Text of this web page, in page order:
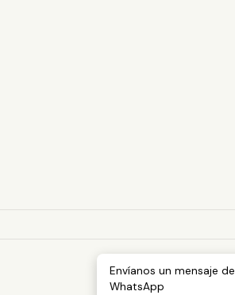
Envíanos un mensaje de
WhatsApp